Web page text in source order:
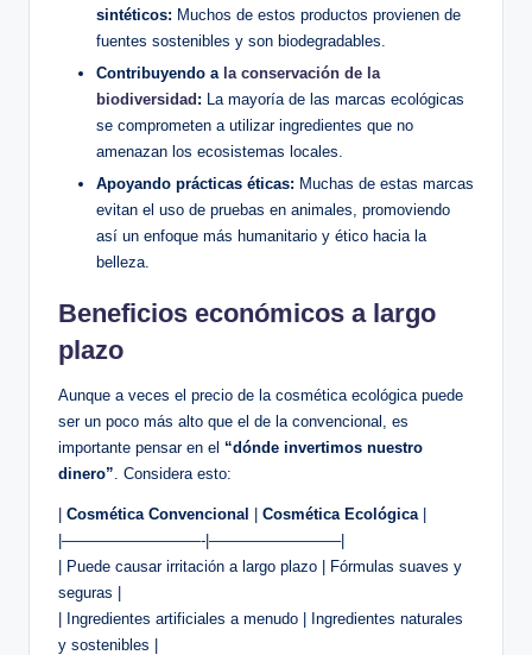
sintéticos: Muchos de estos productos provienen de
fuentes sostenibles y son biodegradables.
Contribuyendo a la conservación de la
biodiversidad: La mayoría de las marcas ecológicas
se comprometen a utilizar ingredientes que no
amenazan los ecosistemas locales.
Apoyando prácticas éticas: Muchas de estas marcas
evitan el uso de pruebas en animales, promoviendo
así un enfoque más humanitario y ético hacia la
belleza.
Beneficios económicos a largo
plazo
Aunque a veces el precio de la cosmética ecológica puede
ser un poco más alto que el de la convencional, es
importante pensar en el “dónde invertimos nuestro
dinero” . Considera esto:
Cosmética Convencional Cosmética Ecológica
|—————————-|————————–|
| Puede causar irritación a largo plazo | Fórmulas suaves y
seguras |
| Ingredientes artificiales a menudo | Ingredientes naturales
y sostenibles |